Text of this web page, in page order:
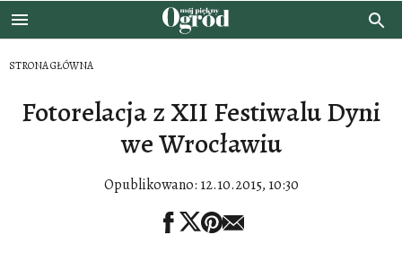
STRONA GŁÓWNA
Fotorelacja z XII Festiwalu Dyni
we Wrocławiu
Opublikowano: 12.10.2015, 10:30